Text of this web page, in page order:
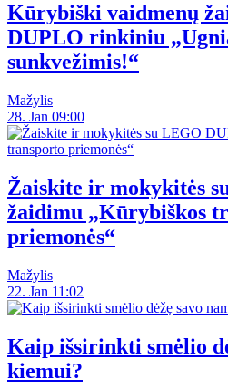
Kūrybiški vaidmenų
DUPLO rinkiniu
sunkvežimis!“
Mažylis
28. Jan 09:00
Žaiskite ir mokykitės
žaidimu „Kūrybiškos
priemonės“
Mažylis
22. Jan 11:02
Kaip išsirinkti smėlio
kiemui?